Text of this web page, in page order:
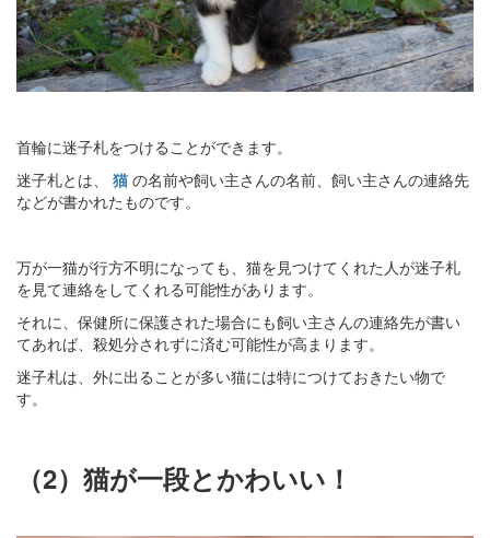
首輪に迷子札をつけることができます。
迷子札とは、 猫 の名前や飼い主さんの名前、飼い主さんの連絡先
などが書かれたものです。
万が一猫が行方不明になっても、猫を見つけてくれた人が迷子札
を見て連絡をしてくれる可能性があります。
それに、保健所に保護された場合にも飼い主さんの連絡先が書い
てあれば、殺処分されずに済む可能性が高まります。
迷子札は、外に出ることが多い猫には特につけておきたい物で
す。
（2）猫が一段とかわいい！